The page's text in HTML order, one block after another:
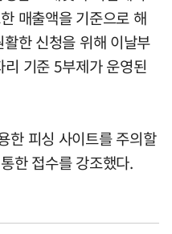
매출액을 기준으로 해
한 신청을 위해 이날부
기준 5부제가 운영된
한 피싱 사이트를 주의할
한 접수를 강조했다.